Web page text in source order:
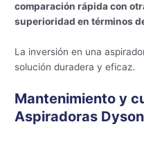
comparación rápida con
superioridad en términos
La inversión en una
solución duradera y eficaz.
Mantenimiento y
Aspiradoras Dyson